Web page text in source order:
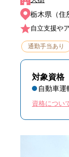
栃木県（住
自立支援や
通勤手当あり
対象資格
自動車運
資格につい